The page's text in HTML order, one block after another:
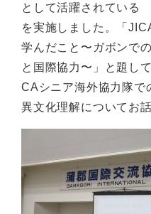
として活躍されてい
を実施しました。「
学んだこと〜ガボンで
と国際協力〜」と題し
CAシニア海外協力隊で
異文化理解についてお